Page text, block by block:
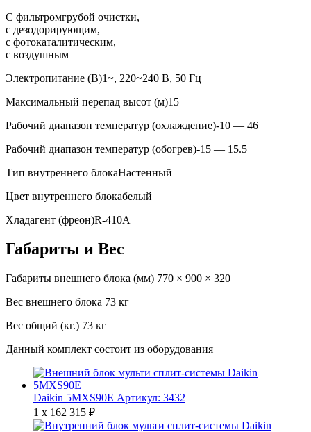
С фильтромгрубой очистки,
с дезодорирующим,
с фотокаталитическим,
с воздушным
Электропитание (В)1~, 220~240 В, 50 Гц
Максимальный перепад высот (м)15
Рабочий диапазон температур (охлаждение)-10 — 46
Рабочий диапазон температур (обогрев)-15 — 15.5
Тип внутреннего блокаНастенный
Цвет внутреннего блокабелый
Хладагент (фреон)R-410A
Габариты и Вес
Габариты внешнего блока (мм) 770 × 900 × 320
Вес внешнего блока 73 кг
Вес общий (кг.) 73 кг
Данный комплект состоит из оборудования
Daikin 5MXS90E Артикул: 3432
1 x 162 315 ₽